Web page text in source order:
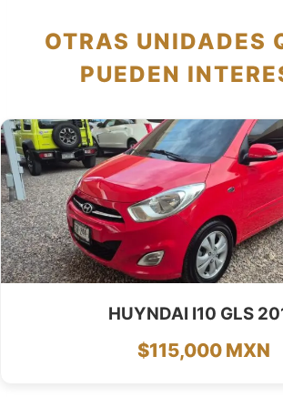
OTRAS UNIDADES
PUEDEN
HUYNDAI I10 GLS
$115,000 MXN